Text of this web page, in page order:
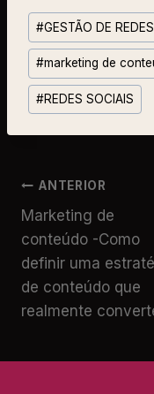
#GESTÃO DE
#marketing de
#REDES SOCIAIS
ANTERIOR
Marketing de
conteúdo -Como
definir uma
de conteúdo que
realmente